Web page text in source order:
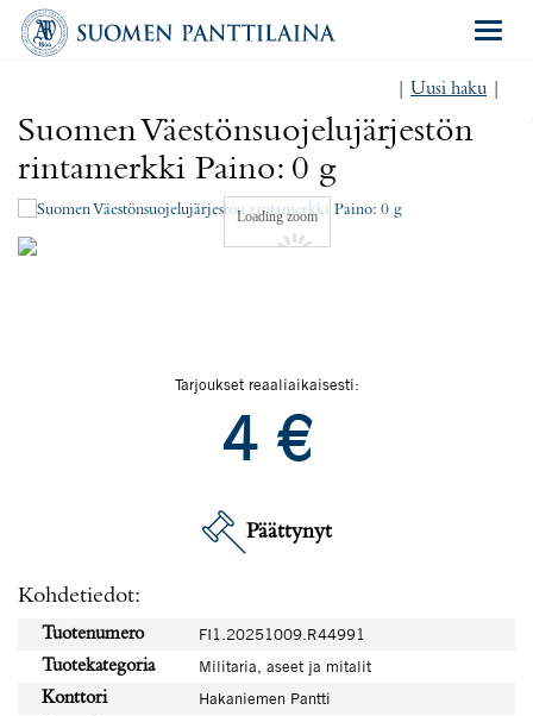
Uusi haku
Suomen Väestönsuojelujärjestön
rintamerkki Paino: 0 g
Loading zoom
Tarjoukset reaaliaikaisesti:
4 €
Päättynyt
Kohdetiedot:
Tuotenumero
FI1.20251009.R44991
Tuotekategoria
Militaria, aseet ja mitalit
Konttori
Hakaniemen Pantti